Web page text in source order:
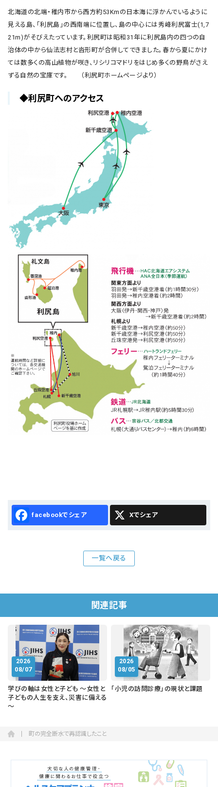
北海道の北端・稚内市から西方約53Kmの日本海に浮かんでいるように
見える島、「利尻島」の西南端に位置し、島の中心には秀峰利尻富士(1,7
21m)がそびえたっています。利尻町は昭和31年に利尻島内の四つの自
治体の中から仙法志村と沓形町が合併してできました。春から夏にかけ
ては数多くの高山植物が咲き、リシリコマドリをはじめ多くの野鳥がさえ
ずる自然の宝庫です。 （利尻町ホームページより）
◆利尻町へのアクセス
Facebook X
一覧へ戻る
関連記事
2026
08/07
学びの軸は女性と子ども ～女性と
子どもの人生を支え、災害に備える
～
2026
08/05
「小児の訪問診療」の現状と課題
町の完全断水で再認識したこと